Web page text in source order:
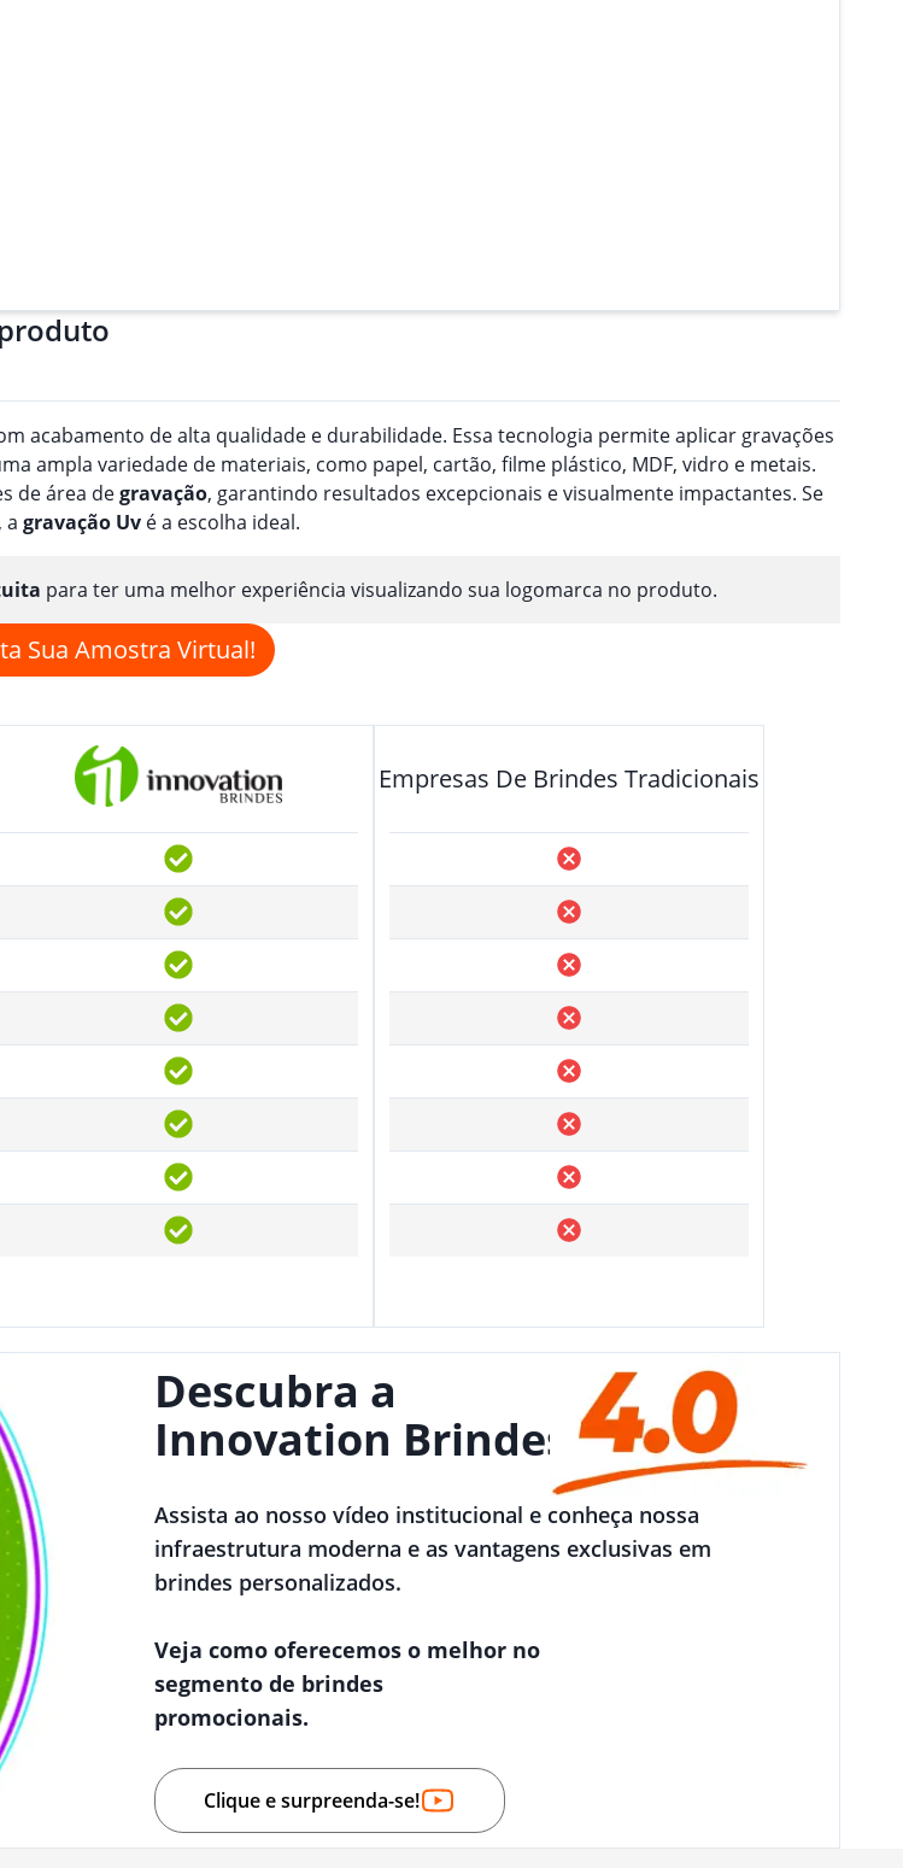
acabamento de alta qualidade e durabilidade. Essa tecnologia permite aplicar gravações
ampla variedade de materiais, como papel, cartão, filme plástico, MDF, vidro e metais.
de área degravação, garantindo resultados excepcionais e visualmente impactantes. Se
, a gravação Uv é a escolha ideal.
para ter uma melhor experiência visualizando sua logomarca no produto.
Sua Amostra Virtual!
Empresas De Brindes Tradicionais
Descubra a
Innovation Brindes
Assista ao nosso vídeo institucional e conheça nossa
infraestrutura moderna e as vantagens exclusivas em
brindes personalizados.
Veja como oferecemos o melhor no
segmento de brindes
promocionais.
Clique e surpreenda-se!